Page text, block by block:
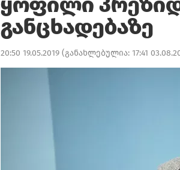
განცხადებაზე
20:50 19.05.2019 (განახლებულია: 17:41